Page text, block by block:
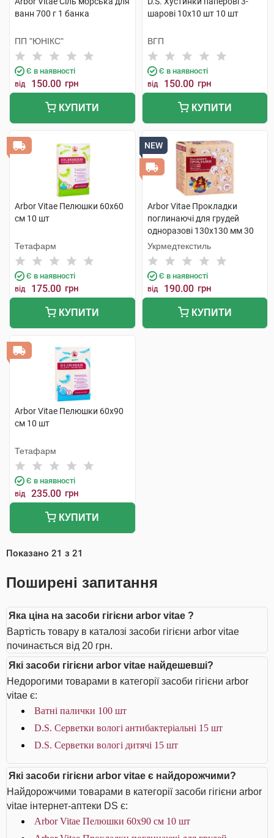
ванн 700 г 1 банка
ПП "ЮНІКС"
Є в наявності
від 150.00 грн
КУПИТИ
шарові 10х10 шт 10 шт
ВГП
Є в наявності
від 150.00 грн
КУПИТИ
Arbor Vitae Пелюшки 60х60
см 10 шт
Тетафарм
Є в наявності
від 175.00 грн
КУПИТИ
NEW
Arbor Vitae Прокладки
поглинаючі для грудей
одноразові 130х130 мм 30
шт
Укрмедтекстиль
Є в наявності
від 190.00 грн
КУПИТИ
Arbor Vitae Пелюшки 60х90
см 10 шт
Тетафарм
Є в наявності
від 235.00 грн
КУПИТИ
Показано 21 з 21
Поширені запитання
Яка ціна на засоби гігієни arbor vitae ?
Вартість товару в каталозі засоби гігієни arbor vitae
починається від 20 грн.
Які засоби гігієни arbor vitae найдешевші?
Недорогими товарами в категорії засоби гігієни arbor
vitae є:
Ватні палички 100 шт
D.S. Серветки вологі антибактеріальні 15 шт
D.S. Серветки вологі дитячі 15 шт
Які засоби гігієни arbor vitae є найдорожчими?
Найдорожчими товарами в категорії засоби гігієни arbor
vitae інтернет-аптеки DS є:
Arbor Vitae Пелюшки 60х90 см 10 шт